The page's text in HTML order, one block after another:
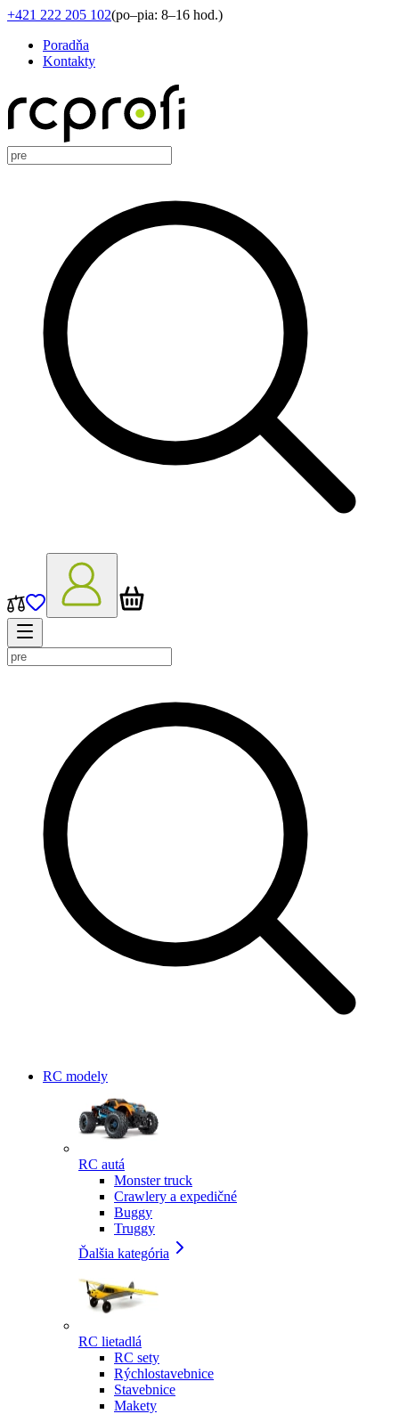
+421 222 205 102(po–pia: 8–16 hod.)
Poradňa
Kontakty
RC modely
RC autá
Monster truck
Crawlery a expedičné
Buggy
Truggy
Ďalšia kategória
RC lietadlá
RC sety
Rýchlostavebnice
Stavebnice
Makety